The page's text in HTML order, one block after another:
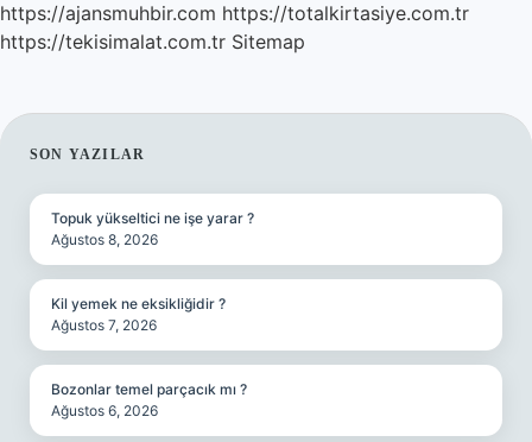
https://ajansmuhbir.com https://totalkirtasiye.com.tr
https://tekisimalat.com.tr Sitemap
SIDEBAR
SON YAZILAR
Topuk yükseltici ne işe yarar ?
Ağustos 8, 2026
Kil yemek ne eksikliğidir ?
Ağustos 7, 2026
Bozonlar temel parçacık mı ?
Ağustos 6, 2026